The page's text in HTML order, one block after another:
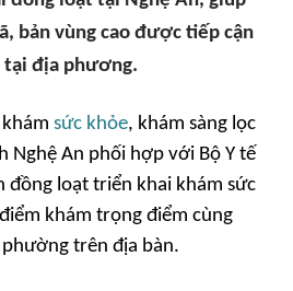
bản vùng cao được tiếp cận
tại địa phương.
sức khỏe, khám sàng lọc
Nghệ An phối hợp với Bộ Y tế
đồng loạt triển khai khám sức
khám trọng điểm cùng
trên địa bàn.